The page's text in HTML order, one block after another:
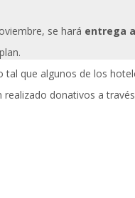
se hará entrega
tal que algunos de los
realizado donativos a